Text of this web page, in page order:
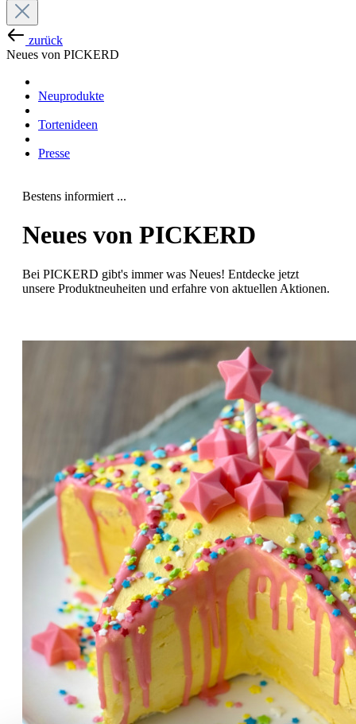
zurück
Neues von PICKERD
Neuprodukte
Tortenideen
Presse
Bestens informiert ...
Neues von PICKERD
Bei PICKERD gibt's immer was Neues! Entdecke jetzt
unsere Produktneuheiten und erfahre von aktuellen Aktionen.